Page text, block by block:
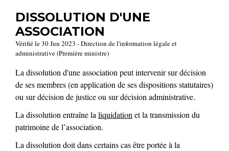
DISSOLUTION D'UNE
ASSOCIATION
Vérifié le 30 Jun 2023 - Direction de l'information légale et
administrative (Première ministre)
La dissolution d'une association peut intervenir sur décision
de ses membres (en application de ses dispositions statutaires)
ou sur décision de justice ou sur décision administrative.
La dissolution entraîne la liquidation et la transmission du
patrimoine de l’association.
La dissolution doit dans certains cas être portée à la